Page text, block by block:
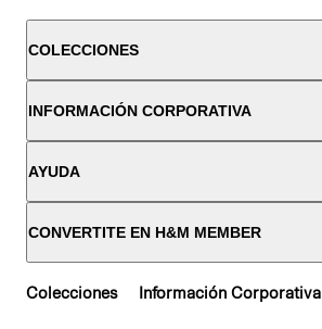
COLECCIONES
INFORMACIÓN CORPORATIVA
AYUDA
CONVERTITE EN H&M MEMBER
Colecciones Información Corporativa